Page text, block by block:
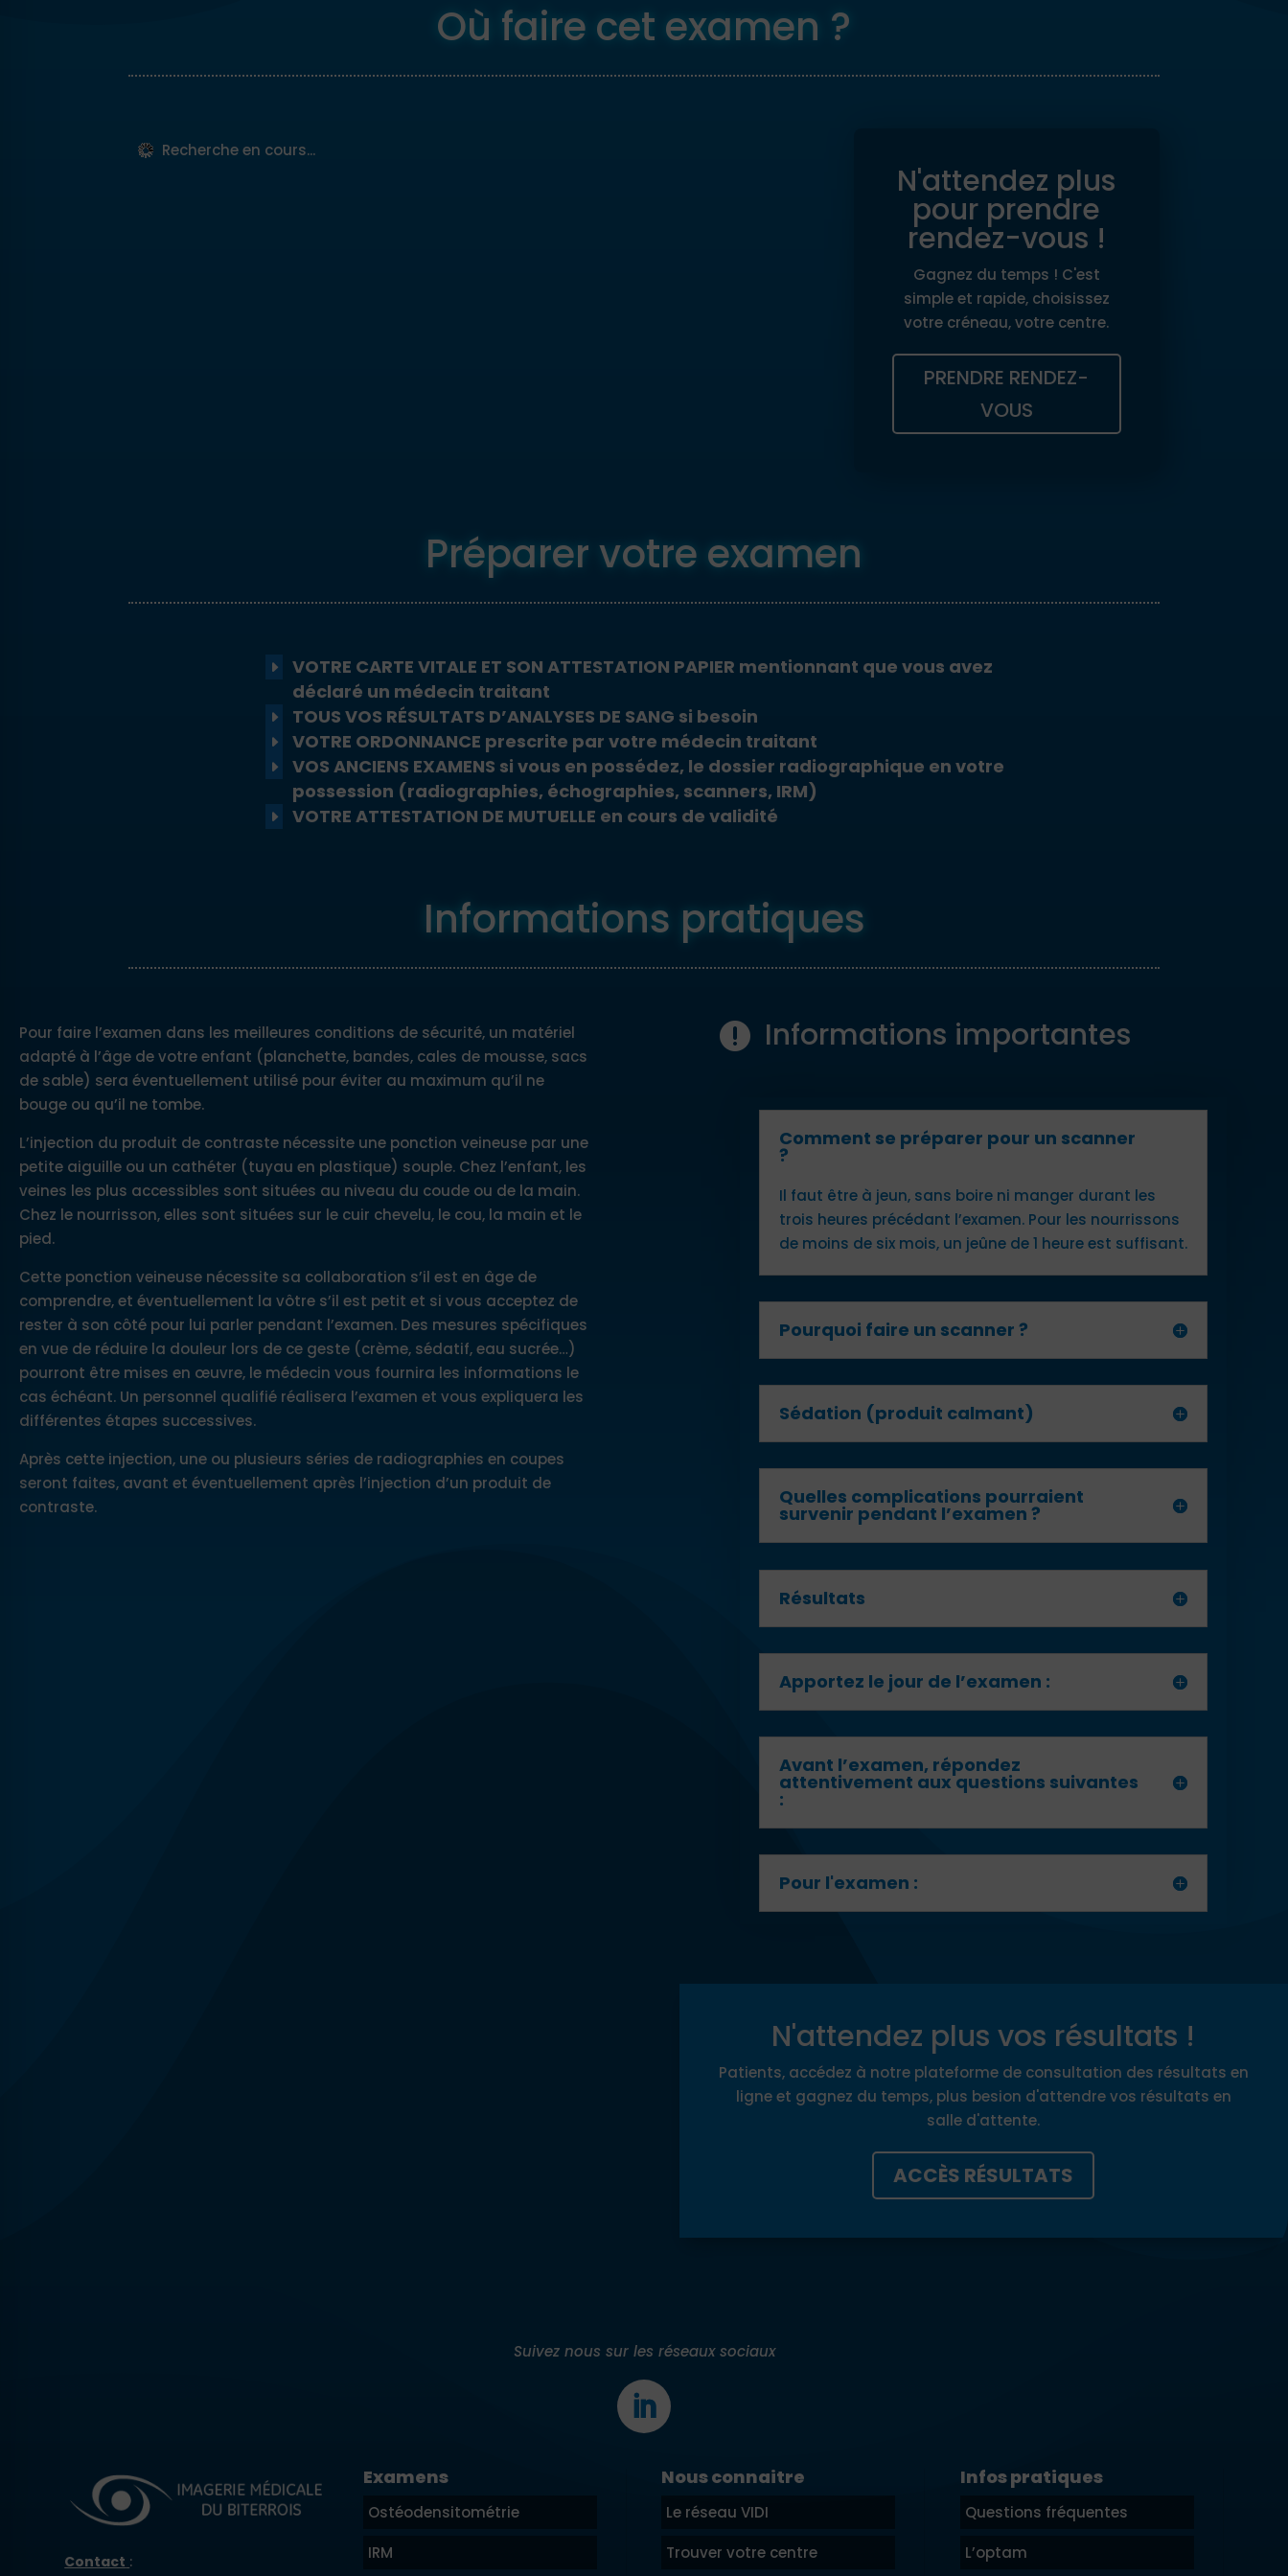
Où faire cet examen ?
Recherche en cours...
N'attendez plus
pour prendre
rendez-vous !
Gagnez du temps ! C'est
simple et rapide, choisissez
votre créneau, votre centre.
PRENDRE RENDEZ-
VOUS
Préparer votre examen
VOTRE CARTE VITALE ET SON ATTESTATION PAPIER mentionnant que vous avez
déclaré un médecin traitant
TOUS VOS RÉSULTATS D’ANALYSES DE SANG si besoin
VOTRE ORDONNANCE prescrite par votre médecin traitant
VOS ANCIENS EXAMENS si vous en possédez, le dossier radiographique en votre
possession (radiographies, échographies, scanners, IRM)
VOTRE ATTESTATION DE MUTUELLE en cours de validité
Informations pratiques
Pour faire l’examen dans les meilleures conditions de sécurité, un matériel
adapté à l’âge de votre enfant (planchette, bandes, cales de mousse, sacs
de sable) sera éventuellement utilisé pour éviter au maximum qu’il ne
bouge ou qu’il ne tombe.
L’injection du produit de contraste nécessite une ponction veineuse par une
petite aiguille ou un cathéter (tuyau en plastique) souple. Chez l’enfant, les
veines les plus accessibles sont situées au niveau du coude ou de la main.
Chez le nourrisson, elles sont situées sur le cuir chevelu, le cou, la main et le
pied.
Cette ponction veineuse nécessite sa collaboration s’il est en âge de
comprendre, et éventuellement la vôtre s’il est petit et si vous acceptez de
rester à son côté pour lui parler pendant l’examen. Des mesures spécifiques
en vue de réduire la douleur lors de ce geste (crème, sédatif, eau sucrée…)
pourront être mises en œuvre, le médecin vous fournira les informations le
cas échéant. Un personnel qualifié réalisera l’examen et vous expliquera les
différentes étapes successives.
Après cette injection, une ou plusieurs séries de radiographies en coupes
seront faites, avant et éventuellement après l’injection d’un produit de
contraste.
 Informations importantes
Comment se préparer pour un scanner
?
Il faut être à jeun, sans boire ni manger durant les
trois heures précédant l’examen. Pour les nourrissons
de moins de six mois, un jeûne de 1 heure est suffisant.
Pourquoi faire un scanner ?
Sédation (produit calmant)
Quelles complications pourraient
survenir pendant l’examen ?
Résultats
Apportez le jour de l’examen :
Avant l’examen, répondez
attentivement aux questions suivantes
:
Pour l'examen :
N'attendez plus vos résultats !
Patients, accédez à notre plateforme de consultation des résultats en
ligne et gagnez du temps, plus besion d'attendre vos résultats en
salle d'attente.
ACCÈS RÉSULTATS
Suivez nous sur les réseaux sociaux
Contact :
Examens
Ostéodensitométrie
IRM
Nous connaitre
Le réseau VIDI
Trouver votre centre
Infos pratiques
Questions fréquentes
L’optam